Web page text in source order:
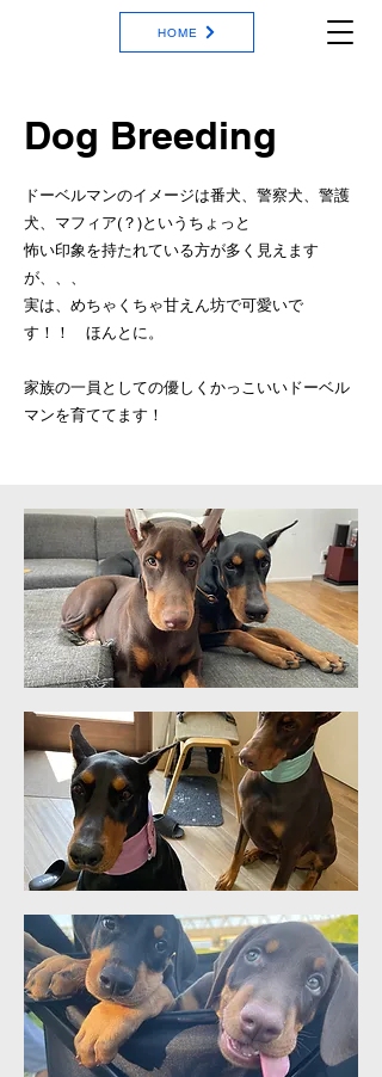
HOME
Dog Breeding
ドーベルマンのイメージは番犬、警察犬、警護
犬、マフィア(？)というちょっと
怖い印象を持たれている方が多く見えます
が、、、
実は、めちゃくちゃ甘えん坊で可愛いで
す！！ ほんとに。
​家族の一員としての優しくかっこいいドーベル
マンを育ててます！